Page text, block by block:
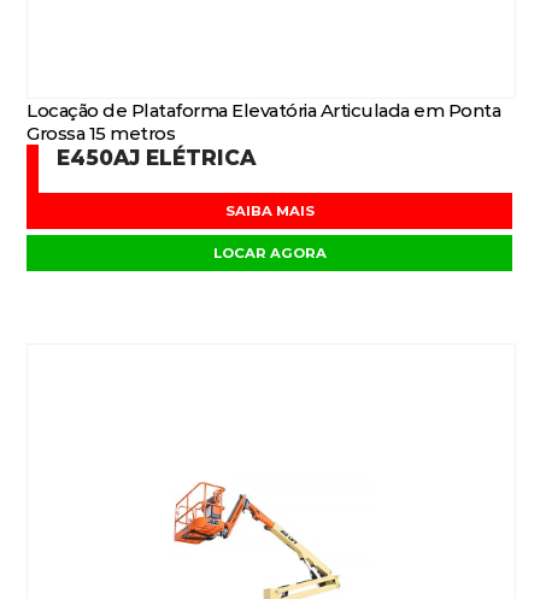
Locação de Plataforma Elevatória Articulada em Ponta
Grossa 15 metros
E450AJ ELÉTRICA
SAIBA MAIS
LOCAR AGORA